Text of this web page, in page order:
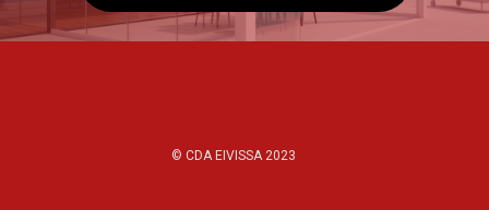
© CDA EIVISSA 2023